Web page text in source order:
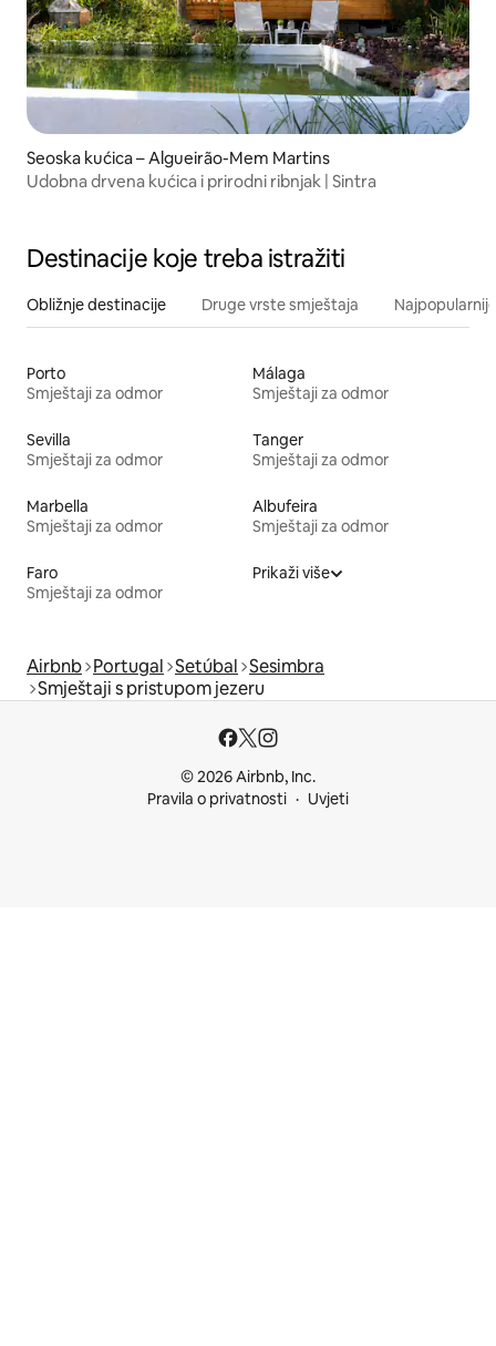
Seoska kućica – Algueirão-Mem Martins
Udobna drvena kućica i prirodni ribnjak | Sintra
Destinacije koje treba istražiti
Obližnje destinacije Druge vrste smještaja
Porto
Smještaji za odmor
Málaga
Smještaji za odmor
Sevilla
Smještaji za odmor
Tanger
Smještaji za odmor
Marbella
Smještaji za odmor
Albufeira
Smještaji za odmor
Faro
Smještaji za odmor
Prikaži više
Airbnb Portugal Setúbal Sesimbra
Smještaji s pristupom jezeru
© 2026 Airbnb, Inc.
Pravila o privatnosti
Uvjeti